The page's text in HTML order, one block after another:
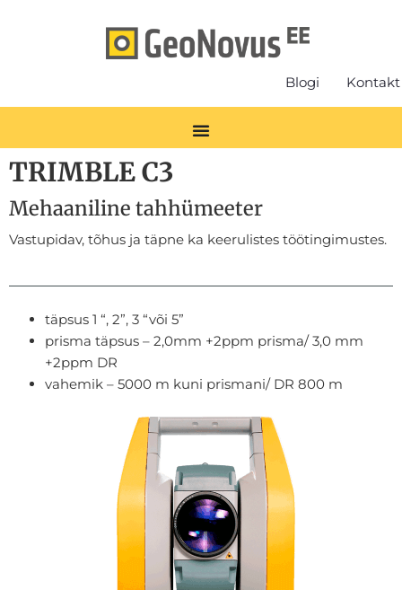
Blogi Kontakt
TRIMBLE C3
Mehaaniline tahhümeeter
Vastupidav, tõhus ja täpne ka keerulistes töötingimustes.
täpsus 1 “, 2”, 3 “või 5”
prisma täpsus – 2,0mm +2ppm prisma/ 3,0 mm
+2ppm DR
vahemik – 5000 m kuni prismani/ DR 800 m